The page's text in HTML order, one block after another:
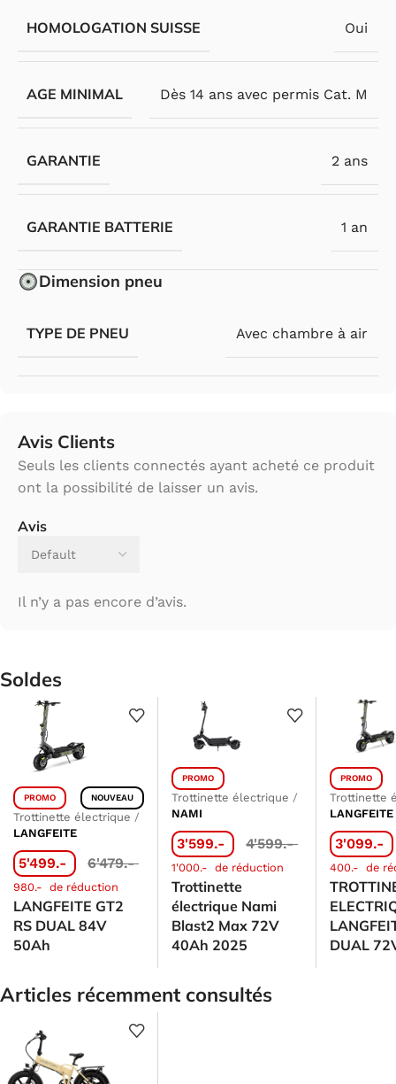
HOMOLOGATION SUISSE Oui
AGE MINIMAL Dès 14 ans avec permis Cat. M
GARANTIE 2 ans
GARANTIE BATTERIE 1 an
Dimension pneu
TYPE DE PNEU Avec chambre à air
Avis Clients
Avis
Il n’y a pas encore d’avis.
Seuls les clients connectés ayant acheté ce produit
ont la possibilité de laisser un avis.
Soldes
PROMO NOUVEAU
Trottinette électrique /
LANGFEITE
5'499.- 6'479.-
980.- de réduction
LANGFEITE GT2
RS DUAL 84V
50Ah
PROMO
Trottinette électrique /
NAMI
3'599.- 4'599.-
1'000.- de réduction
Trottinette
électrique Nami
Blast2 Max 72V
40Ah 2025
PROMO
Trottinette
LANGFEITE
3'099.-
400.- de
DUAL
Articles récemment consultés